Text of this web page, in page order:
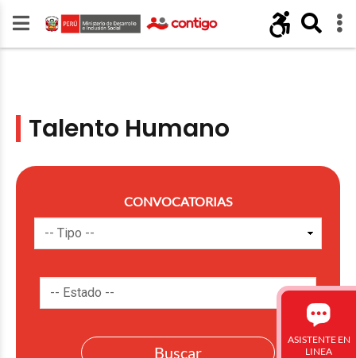
Talento Humano
CONVOCATORIAS
ASISTENTE EN
LINEA